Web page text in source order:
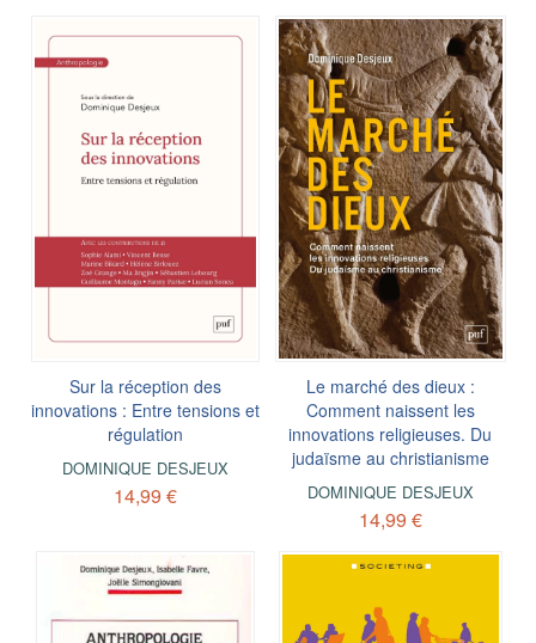
Sur la réception des
innovations : Entre tensions et
régulation
DOMINIQUE DESJEUX
14,99 €
Le marché des dieux :
Comment naissent les
innovations religieuses. Du
judaïsme au christianisme
DOMINIQUE DESJEUX
14,99 €